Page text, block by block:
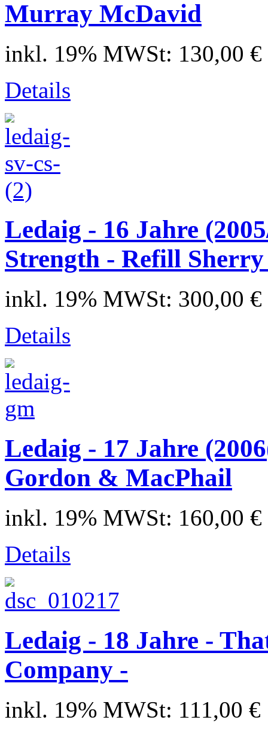
Murray McDavid
inkl. 19% MWSt: 130,00 €
Details
Ledaig - 16 Jahre
Strength - Refill
inkl. 19% MWSt: 300,00 €
Details
Ledaig - 17 Jahre
Gordon & MacPhail
inkl. 19% MWSt: 160,00 €
Details
Ledaig - 18 Jahre -
Company -
inkl. 19% MWSt: 111,00 €